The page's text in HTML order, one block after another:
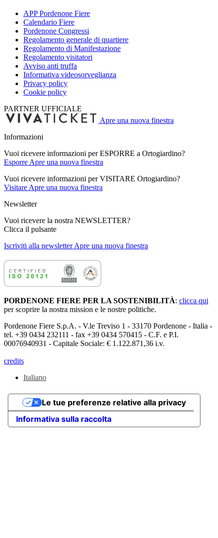
APP Pordenone Fiere
Calendario Fiere
Pordenone Congressi
Regolamento generale di quartiere
Regolamento di Manifestazione
Regolamento visitatori
Avviso anti truffa
Informativa videosorveglianza
Privacy policy
Cookie policy
PARTNER UFFICIALE
Apre una nuova finestra
Informazioni
Vuoi ricevere informazioni per ESPORRE a Ortogiardino?
Esporre Apre una nuova finestra
Vuoi ricevere informazioni per VISITARE Ortogiardino?
Visitare Apre una nuova finestra
Newsletter
Vuoi ricevere la nostra NEWSLETTER?
Clicca il pulsante
Iscriviti alla newsletterApre una nuova finestra
PORDENONE FIERE PER LA SOSTENIBILITÀ: clicca qui
per scoprire la nostra mission e le nostre politiche.
Pordenone Fiere S.p.A. - V.le Treviso 1 - 33170 Pordenone - Italia -
tel. +39 0434 232111 - fax +39 0434 570415 - C.F. e P.I.
00076940931 - Capitale Sociale: € 1.122.871,36 i.v.
credits
Italiano
Informativa sulla raccolta
Le tue preferenze relative alla privacy